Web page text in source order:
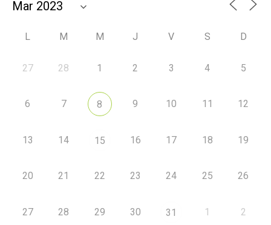
L M M J V S D
27 28 1 2 3 4 5
6 7 8 9 10 11 12
13 14 15 16 17 18 19
20 21 22 23 24 25 26
27 28 29 30 31 1 2